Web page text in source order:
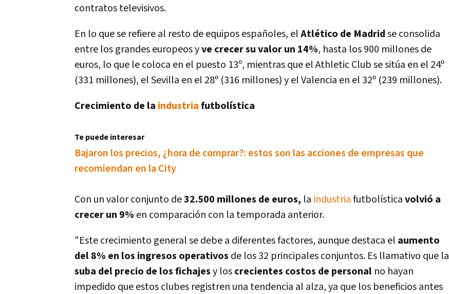
contratos televisivos.
En lo que se refiere al resto de equipos españoles, elAtlético de Madridse consolida
entre los grandes europeos yve crecer su valor un 14%, hasta los 900 millones de
euros, lo que le coloca en el puesto 13º, mientras que el Athletic Club se sitúa en el 24º
(331 millones), el Sevilla en el 28º (316 millones) y el Valencia en el 32º (239 millones).
Crecimiento de la industriafutbolí­stica
Te puede interesar
Bajaron los precios, ¿hora de comprar?: estos son las acciones de empresas que
recomiendan en la City
Con un valor conjunto de32.500 millones de euros, la industriafutbolí­sticavolvió a
crecer un 9% en comparación con la temporada anterior.
"Este crecimiento general se debe a diferentes factores, aunque destaca el aumento
del 8% en los ingresos operativos de los 32 principales conjuntos. Es llamativo que la
suba del precio de los fichajesy loscrecientes costos de personal no hayan
impedido que estos clubes registren una tendencia al alza, ya que los beneficios antes